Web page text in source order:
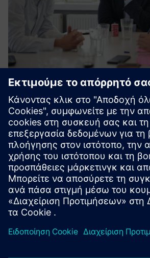
Digitalisation roadmap
implementation
Δημιουργήστε ένα σχέδιο
έναν χάρτη πορείας βήμα προς βήμα
εφαρμόστε το. Αυτός ο
θα καλύψει διάφορες πτυχές όπως η
αποθήκης δεδομένων, εκτίμησ...
Μάθετε περισσότερα